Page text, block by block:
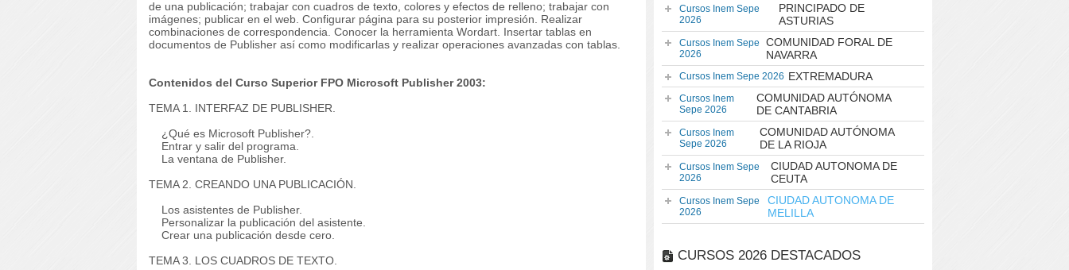
de una publicación; trabajar con cuadros de texto, colores y efectos de relleno; trabajar con
imágenes; publicar en el web. Configurar página para su posterior impresión. Realizar
combinaciones de correspondencia. Conocer la herramienta Wordart. Insertar tablas en
documentos de Publisher así como modificarlas y realizar operaciones avanzadas con tablas.
Contenidos del Curso Superior FPO Microsoft Publisher 2003:
TEMA 1. INTERFAZ DE PUBLISHER.
¿Qué es Microsoft Publisher?.
Entrar y salir del programa.
La ventana de Publisher.
TEMA 2. CREANDO UNA PUBLICACIÓN.
Los asistentes de Publisher.
Personalizar la publicación del asistente.
Crear una publicación desde cero.
TEMA 3. LOS CUADROS DE TEXTO.
Cursos Inem Sepe
2026
PRINCIPADO DE
ASTURIAS
Cursos Inem Sepe
2026
COMUNIDAD FORAL DE
NAVARRA
Cursos Inem Sepe 2026 EXTREMADURA
Cursos Inem
Sepe 2026
COMUNIDAD AUTÓNOMA
DE CANTABRIA
Cursos Inem
Sepe 2026
COMUNIDAD AUTÓNOMA
DE LA RIOJA
Cursos Inem Sepe
2026
CIUDAD AUTONOMA DE
CEUTA
Cursos Inem Sepe
2026
CIUDAD AUTONOMA DE
MELILLA
CURSOS 2026 DESTACADOS